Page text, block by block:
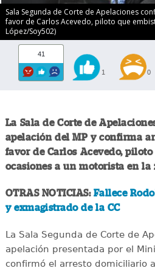
Sala Segunda de Corte de Apelaciones
favor de Carlos Acevedo, piloto que
López/Soy502)
41
1 0
La Sala de Corte de
apelación del MP y confirma
favor de Carlos Acevedo,
ocasiones a un motorista en la
OTRAS NOTICIAS: Fallece
y exmagistrado de la CC
La Sala Segunda de Corte de
apelación presentada por el
confirmó el arresto domiciliario